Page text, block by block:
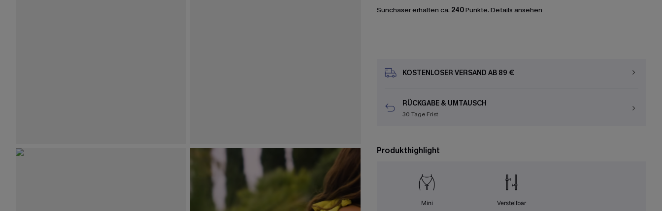
Sunchaser erhalten ca. 240Punkte. Details ansehen
KOSTENLOSER VERSAND AB 89 €
RÜCKGABE & UMTAUSCH
30 Tage Frist
Produkthighlight
Mini Verstellbar